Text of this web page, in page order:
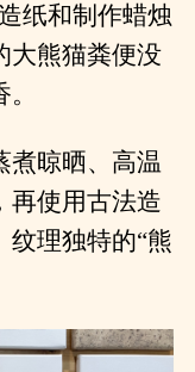
纸和制作蜡烛
大熊猫粪便没
煮晾晒、高温
再使用古法造
纹理独特的“熊